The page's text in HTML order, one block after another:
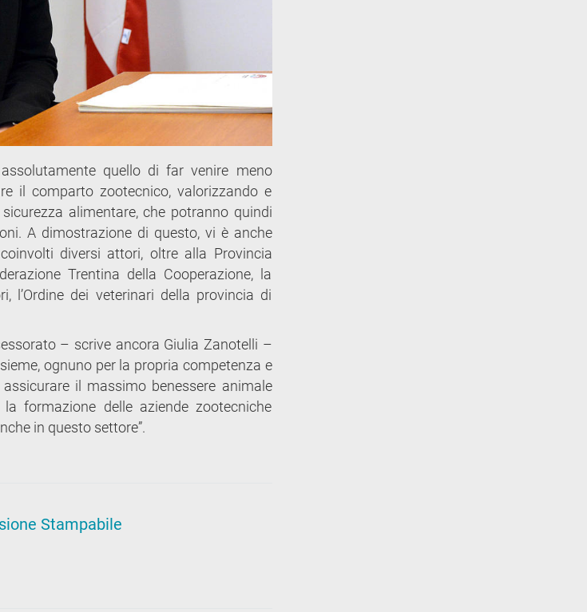
quello di far venire meno
il comparto zootecnico, valorizzando e
alimentare, che potranno quindi
A dimostrazione di questo, vi è anche
diversi attori, oltre alla Provincia
Trentina della Cooperazione, la
l’Ordine dei veterinari della provincia di
– scrive ancora Giulia Zanotelli –
ognuno per la propria competenza e
il massimo benessere animale
formazione delle aziende zootecniche
in questo settore”.
Stampabile